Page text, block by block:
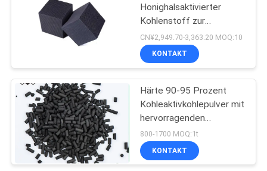
Schwarzes
10
Honighalsaktivierter
Kohlenstoff zur
industriellen Luft- und
Wasserreinigung mit
hohem Jodwert
CN¥2,949.70-3,363.20 MOQ:10
KONTAKT
Härte 90-95 Prozent
Kohleaktivkohlepulver mit
hervorragenden
Adsorptionseigenschaften
und langer Lebensdauer
800-1700 MOQ:1t
KONTAKT